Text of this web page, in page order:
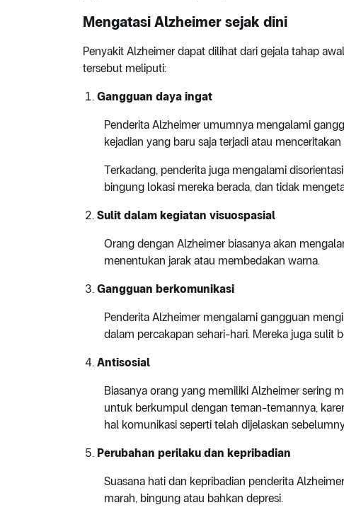
Mengatasi Alzheimer sejak dini
Penyakit Alzheimer dapat dilihat dari gejala tahap
tersebut meliputi:
Gangguan daya ingat
Penderita Alzheimer umumnya mengalami
kejadian yang baru saja terjadi atau
Terkadang, penderita juga mengalami
bingung lokasi mereka berada, dan tidak
Sulit dalam kegiatan visuospasial
Orang dengan Alzheimer biasanya akan
menentukan jarak atau membedakan warna.
Gangguan berkomunikasi
Penderita Alzheimer mengalami gangguan
dalam percakapan sehari-hari. Mereka juga sulit
Antisosial
Biasanya orang yang memiliki Alzheimer sering
untuk berkumpul dengan teman-temannya,
hal komunikasi seperti telah dijelaskan
Perubahan perilaku dan kepribadian
Suasana hati dan kepribadian penderita
marah, bingung atau bahkan depresi.